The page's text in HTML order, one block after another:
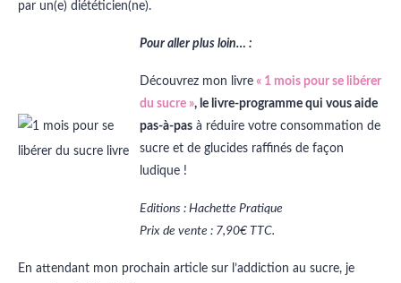
par un(e) diététicien(ne).
Pour aller plus loin… :
Découvrez mon livre « 1 mois pour se libérer
du sucre », le livre-programme qui vous aide
pas-à-pasà réduire votre consommation de
sucre et de glucides raffinés de façon
ludique !
Editions : Hachette Pratique
Prix de vente : 7,90€ TTC.
En attendant mon prochain article sur l’addiction au sucre, je